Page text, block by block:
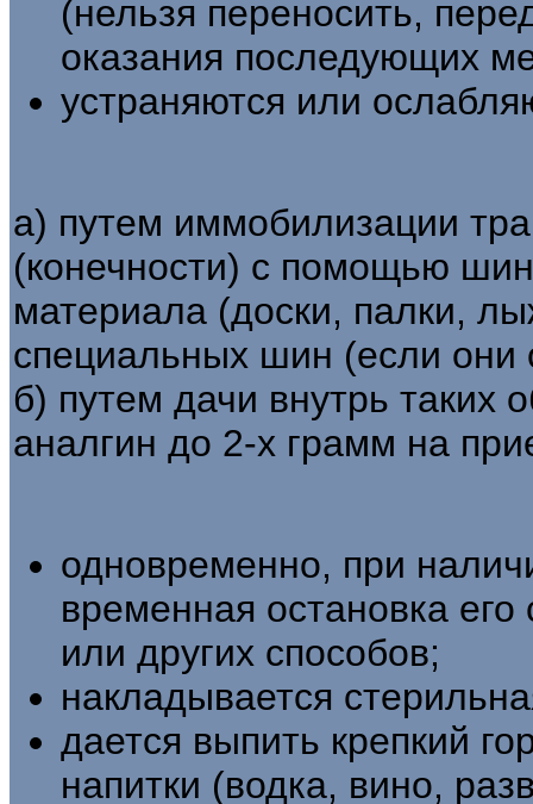
(нельзя переносить,
оказания последующих
устраняются или
а) путем иммобилизации
(конечности) с помощью
материала (доски, палки,
специальных шин (если они
б) путем дачи внутрь таких
аналгин до 2-х грамм на
одновременно, при
временная остановка
или других способов;
накладывается
дается выпить крепкий
напитки (водка, вино,